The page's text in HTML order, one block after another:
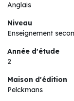
Anglais
Niveau
Enseignement
Année d'étude
2
Maison d'édition
Pelckmans